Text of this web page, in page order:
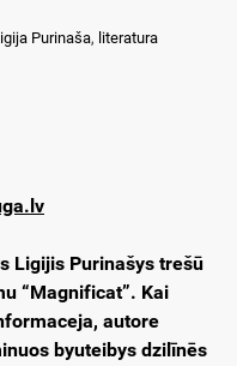
Purinaša, literatura
Ligijis Purinašys trešū
“Magnificat”. Kai
autore
byuteibys dzilīnēs